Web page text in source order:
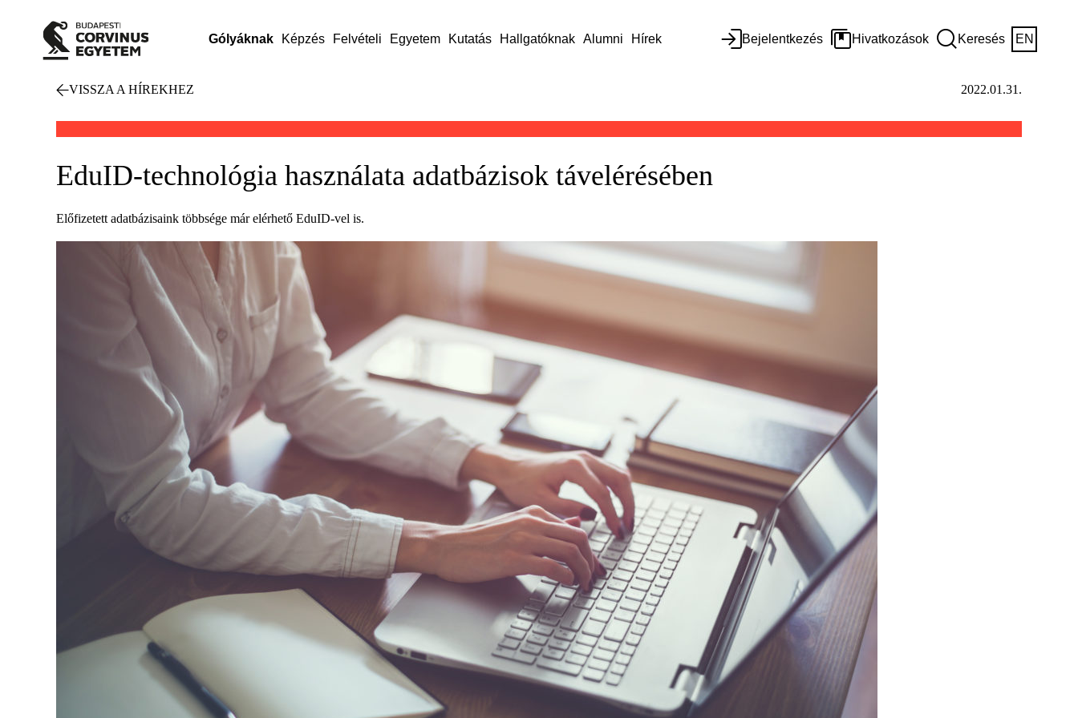
Gólyáknak Képzés Felvételi Egyetem Kutatás Hallgatóknak Alumni Hírek Bejelentkezés Hivatkozások Keresés EN
VISSZA A HÍREKHEZ 2022.01.31.
EduID-technológia használata adatbázisok távelérésében
Előfizetett adatbázisaink többsége már elérhető EduID-vel is.